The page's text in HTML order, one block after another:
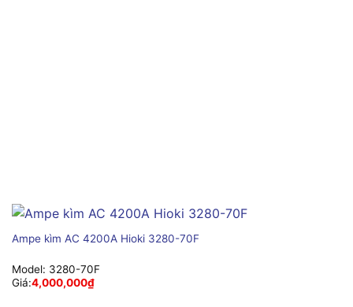
Ampe kìm AC 4200A Hioki 3280-70F
Model: 3280-70F
Giá:4,000,000₫